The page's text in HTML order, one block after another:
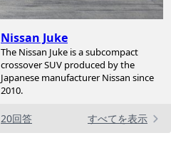
Nissan Juke
The Nissan Juke is a subcompact
crossover SUV produced by the
Japanese manufacturer Nissan since
2010.
20回答 すべてを表示